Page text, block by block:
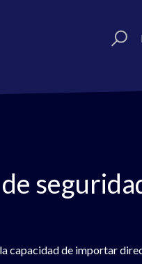
capacidad de importar